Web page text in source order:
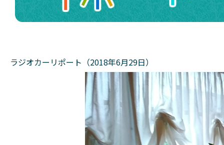
ラジオカーリポート（2018年6月29日）